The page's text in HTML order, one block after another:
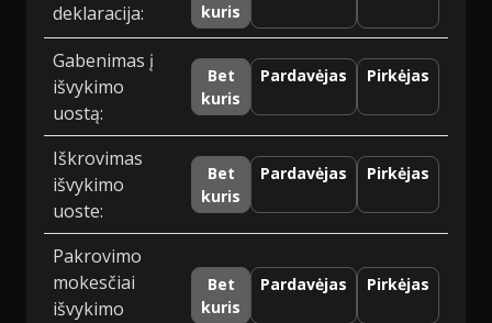
deklaracija:
kuris
Gabenimas į
išvykimo
uostą:
Bet
kuris
Pardavėjas Pirkėjas
Iškrovimas
išvykimo
uoste:
Bet
kuris
Pardavėjas Pirkėjas
Pakrovimo
mokesčiai
išvykimo
Bet
kuris
Pardavėjas Pirkėjas